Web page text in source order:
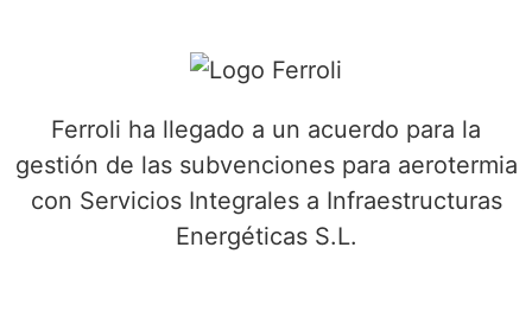
Ferroli ha llegado a un acuerdo para la
gestión de las subvenciones para aerotermia
con Servicios Integrales a Infraestructuras
Energéticas S.L.